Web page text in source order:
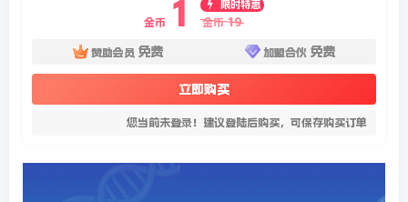
金币 1
限时特惠
金币 19
赞助会员 免费 加盟合伙 免费
立即购买
您当前未登录！建议登陆后购买，可保存购买订单